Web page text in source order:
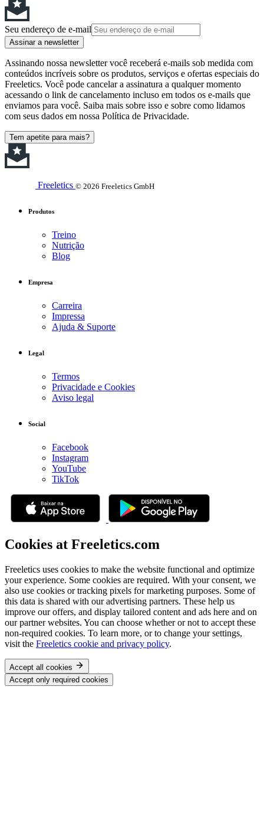
Seu endereço de e-mail
Assinar a newsletter
Assinando nossa newsletter você receberá e-mails sob medida com
conteúdos incríveis sobre os produtos, serviços e ofertas especiais do
Freeletics. Você pode cancelar a assinatura a qualquer momento
acessando o link de cancelamento incluso em todos os e-mails que
enviamos para você. Saiba mais sobre isso e sobre como lidamos
com seus dados em nossa Política de Privacidade.
Tem apetite para mais?
Freeletics © 2026 Freeletics GmbH
Produtos
Treino
Nutrição
Blog
Empresa
Carreira
Impressa
Ajuda & Suporte
Legal
Termos
Privacidade e Cookies
Aviso legal
Social
Facebook
Instagram
YouTube
TikTok
Cookies at Freeletics.com
Freeletics uses cookies to make the website functional and optimize
your experience. Some cookies are required. With your consent, we
also use cookies or tracking pixels for marketing purposes. Some of
this data is shared with our advertising partners. These help us
improve our offers, and display tailored content and ads here and on
our partner websites. You can choose whether or not to accept these
non-required cookies. To learn more, or to change your settings,
visit the Freeletics cookie and privacy policy.
Accept all cookies
Accept only required cookies